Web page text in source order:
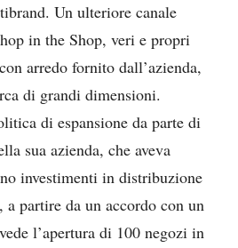
Un ulteriore canale
in the Shop, veri e propri
arredo fornito dall’azienda,
di grandi dimensioni.
di espansione da parte di
sua azienda, che aveva
investimenti in distribuzione
partire da un accordo con un
l’apertura di 100 negozi in